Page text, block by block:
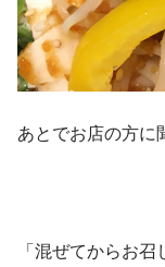
あとでお店の方に
「混ぜてからお